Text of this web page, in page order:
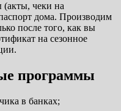
чеки на
дома. Производим
после того, как вы
на сезонное
программы
в банках;